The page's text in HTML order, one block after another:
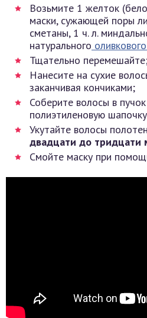
Возьмите 1 желток
маски, сужающей поры
сметаны, 1 ч. л.
натурального
Тщательно
Нанесите на сухие
заканчивая кончиками;
Соберите волосы в
полиэтиленовую
Укутайте волосы
двадцати до тридцати
Смойте маску при